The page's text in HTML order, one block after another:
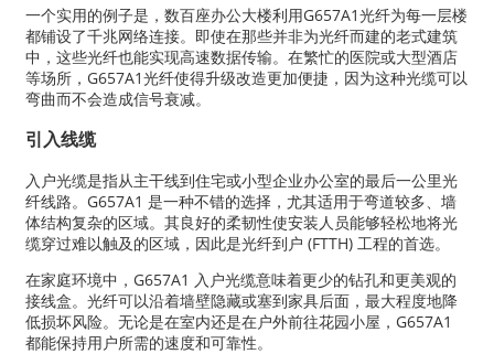
一个实用的例子是，数百座办公大楼利用G657A1光纤为每一层楼
都铺设了千兆网络连接。即使在那些并非为光纤而建的老式建筑
中，这些光纤也能实现高速数据传输。在繁忙的医院或大型酒店
等场所，G657A1光纤使得升级改造更加便捷，因为这种光缆可以
弯曲而不会造成信号衰减。
引入线缆
入户光缆是指从主干线到住宅或小型企业办公室的最后一公里光
纤线路。G657A1 是一种不错的选择，尤其适用于弯道较多、墙
体结构复杂的区域。其良好的柔韧性使安装人员能够轻松地将光
缆穿过难以触及的区域，因此是光纤到户 (FTTH) 工程的首选。
在家庭环境中，G657A1 入户光缆意味着更少的钻孔和更美观的
接线盒。光纤可以沿着墙壁隐藏或塞到家具后面，最大程度地降
低损坏风险。无论是在室内还是在户外前往花园小屋，G657A1
都能保持用户所需的速度和可靠性。